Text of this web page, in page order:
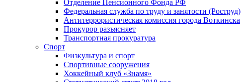
Отделение Пенсионного Фонда РФ
Федеральная служба по труду и занятости (Роструд)
Антитеррористическая комиссия города Воткинска
Прокурор разъясняет
Транспортная прокуратура
Спорт
Физкультура и спорт
Спортивные сооружения
Хоккейный клуб «Знамя»